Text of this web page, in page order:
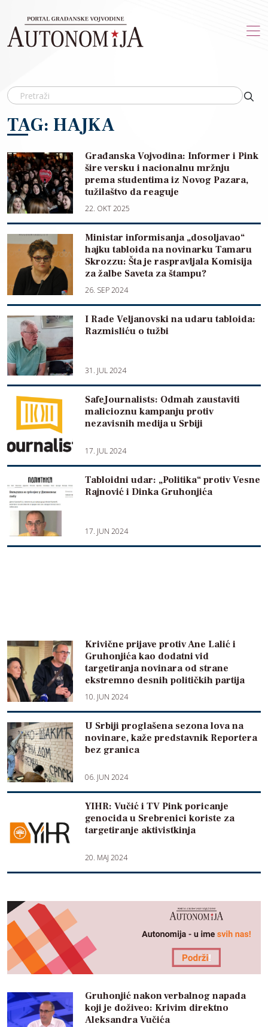
TAG: HAJKA
Građanska Vojvodina: Informer i Pink
šire versku i nacionalnu mržnju
prema studentima iz Novog Pazara,
tužilaštvo da reaguje
22. OKT 2025
Ministar informisanja „dosoljavao“
hajku tabloida na novinarku Tamaru
Skrozzu: Šta je raspravljala Komisija
za žalbe Saveta za štampu?
26. SEP 2024
I Rade Veljanovski na udaru tabloida:
Razmisliću o tužbi
31. JUL 2024
SafeJournalists: Odmah zaustaviti
malicioznu kampanju protiv
nezavisnih medija u Srbiji
17. JUL 2024
Tabloidni udar: „Politika“ protiv Vesne
Rajnović i Dinka Gruhonjića
17. JUN 2024
Krivične prijave protiv Ane Lalić i
Gruhonjića kao dodatni vid
targetiranja novinara od strane
ekstremno desnih političkih partija
10. JUN 2024
U Srbiji proglašena sezona lova na
novinare, kaže predstavnik Reportera
bez granica
06. JUN 2024
YIHR: Vučić i TV Pink poricanje
genocida u Srebrenici koriste za
targetiranje aktivistkinja
20. MAJ 2024
Gruhonjić nakon verbalnog napada
koji je doživeo: Krivim direktno
Aleksandra Vučića